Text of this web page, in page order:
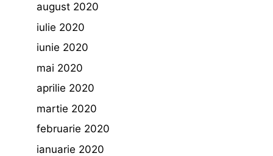
august 2020
iulie 2020
iunie 2020
mai 2020
aprilie 2020
martie 2020
februarie 2020
ianuarie 2020